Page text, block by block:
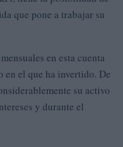
que pone a trabajar su
en esta cuenta
el que ha invertido. De
su activo
y durante el